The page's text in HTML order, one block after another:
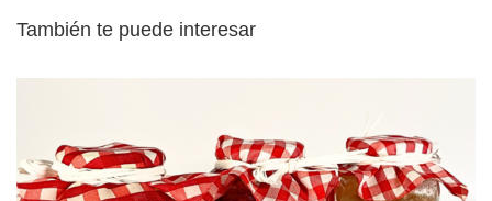
También te puede interesar